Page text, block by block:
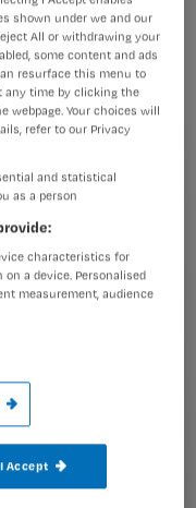
nieuwsbrief
om
te houden.
?
shown under we and our
All or withdrawing your
some content and ads
resurface this menu to
any time by clicking the
webpage. Your choices will
refer to our Privacy
and statistical
as a person
characteristics for
a device. Personalised
measurement, audience
I Accept